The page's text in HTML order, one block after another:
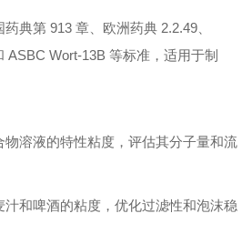
典第 913 章、欧洲药典 2.2.49、
ASBC Wort-13B 等标准，适用于制
溶液的特性粘度，评估其分子量和流
和啤酒的粘度，优化过滤性和泡沫稳